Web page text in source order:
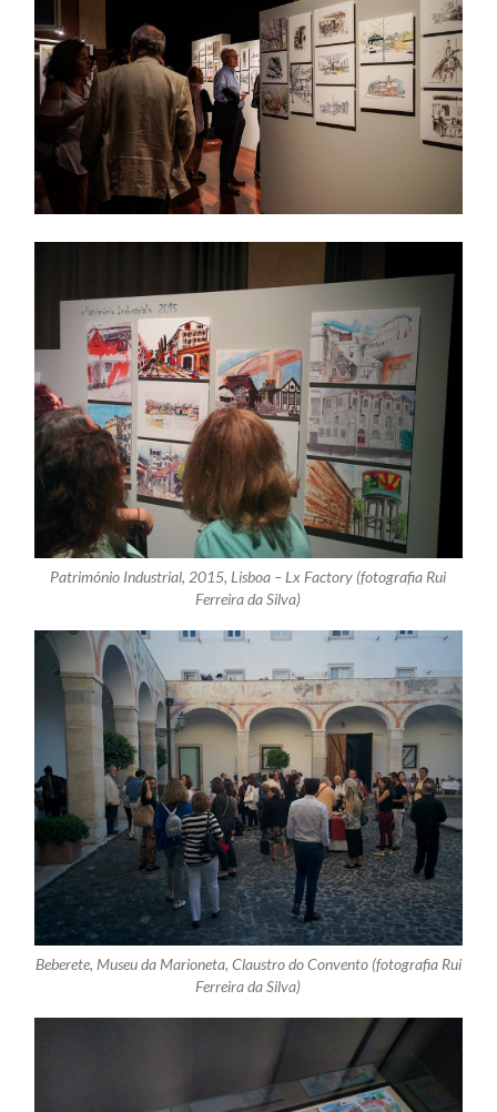
Património Industrial, 2015, Lisboa – Lx Factory (fotografia Rui
Ferreira da Silva)
Beberete, Museu da Marioneta, Claustro do Convento (fotografia Rui
Ferreira da Silva)